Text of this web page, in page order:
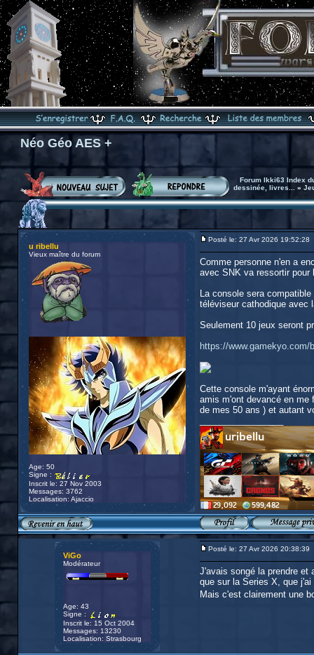
Néo Géo AES +
Forum Ikki63 Index
dessinée, livres...
»
u ribellu
Vieux maître du forum
Age: 50
Signe :
Inscrit le: 27 Nov 2003
Messages: 3762
Localisation: Ajaccio
Posté le: 27 Avr 2026 19:52:28
Comme personne n'en a
avec SNK va ressortir pour
La console sera
téléviseur cathodique avec
Seulement 10 jeux seront
https://www.gamekyo.com/
Cette console m'ayant
amis m'ont devancé en me
de mes 50 ans ) et autant
ViGo
Modérateur
Age: 43
Signe :
Inscrit le: 15 Oct 2004
Messages: 13230
Localisation: Strasbourg
Posté le: 27 Avr 2026 20:38:39
J'avais songé la prendre et
que sur la Series X, que
Mais c'est clairement une